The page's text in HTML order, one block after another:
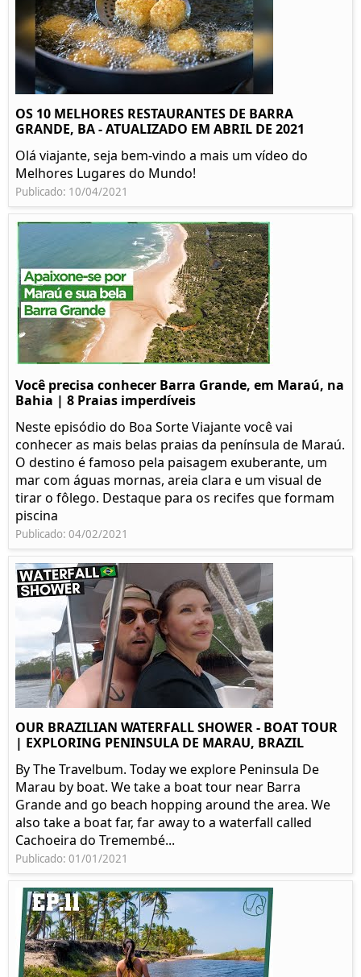
OS 10 MELHORES RESTAURANTES DE BARRA
GRANDE, BA - ATUALIZADO EM ABRIL DE 2021
Olá viajante, seja bem-vindo a mais um vídeo do
Melhores Lugares do Mundo!
Publicado: 10/04/2021
Você precisa conhecer Barra Grande, em Maraú, na
Bahia | 8 Praias imperdíveis
Neste episódio do Boa Sorte Viajante você vai
conhecer as mais belas praias da península de Maraú.
O destino é famoso pela paisagem exuberante, um
mar com águas mornas, areia clara e um visual de
tirar o fôlego. Destaque para os recifes que formam
piscina
Publicado: 04/02/2021
OUR BRAZILIAN WATERFALL SHOWER - BOAT TOUR
| EXPLORING PENINSULA DE MARAU, BRAZIL
By The Travelbum. Today we explore Peninsula De
Marau by boat. We take a boat tour near Barra
Grande and go beach hopping around the area. We
also take a boat far, far away to a waterfall called
Cachoeira do Tremembé...
Publicado: 01/01/2021